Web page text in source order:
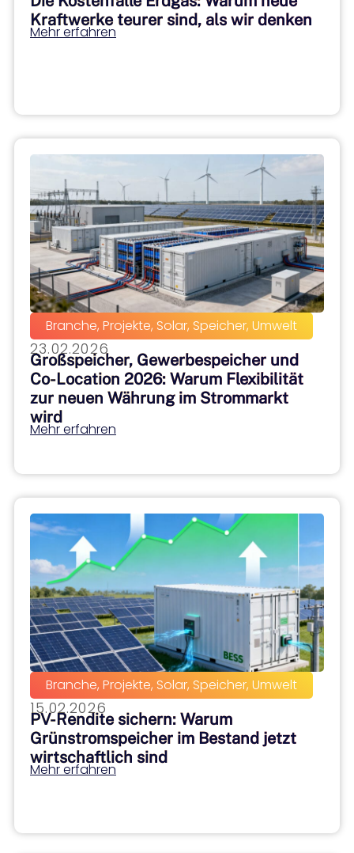
Kraftwerke teurer sind, als wir denken
Mehr erfahren
Branche, Projekte, Solar, Speicher, Umwelt
23.02.2026
Großspeicher, Gewerbespeicher und
Co-Location 2026: Warum Flexibilität
zur neuen Währung im Strommarkt
wird
Mehr erfahren
Branche, Projekte, Solar, Speicher, Umwelt
15.02.2026
PV-Rendite sichern: Warum
Grünstromspeicher im Bestand jetzt
wirtschaftlich sind
Mehr erfahren